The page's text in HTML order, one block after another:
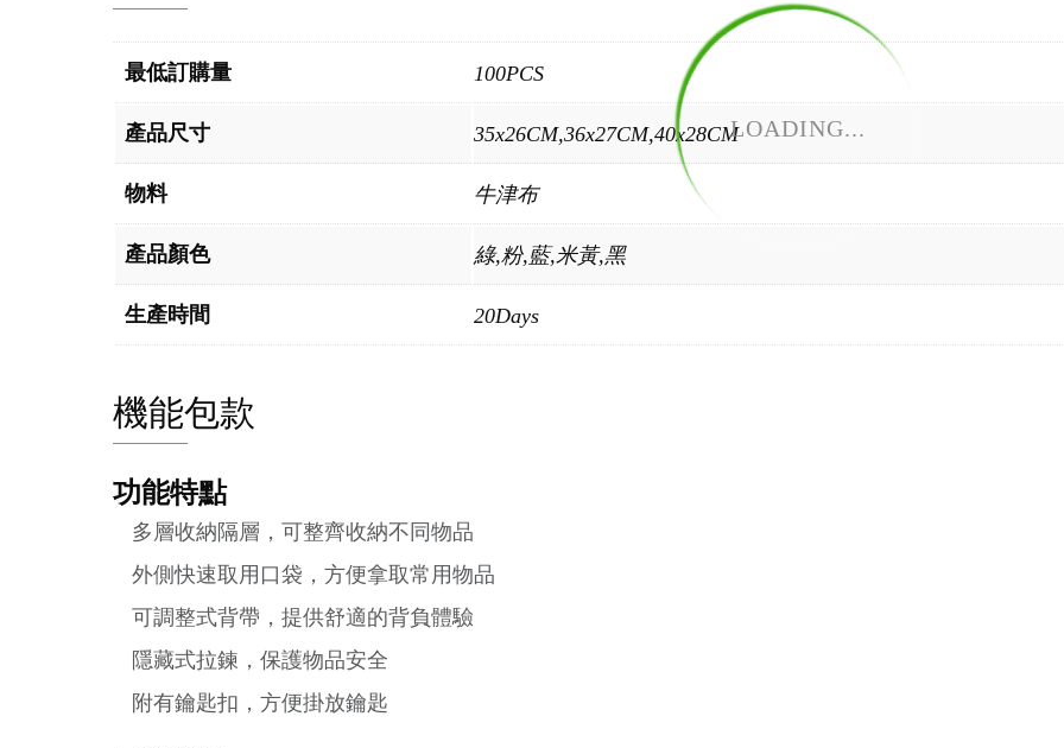
LOADING...
最低訂購量 100PCS
產品尺寸 35x26CM,36x27CM,40x28CM
物料 牛津布
產品顏色 綠,粉,藍,米黃,黑
生產時間 20Days
機能包款
功能特點
多層收納隔層，可整齊收納不同物品
外側快速取用口袋，方便拿取常用物品
可調整式背帶，提供舒適的背負體驗
隱藏式拉鍊，保護物品安全
附有鑰匙扣，方便掛放鑰匙